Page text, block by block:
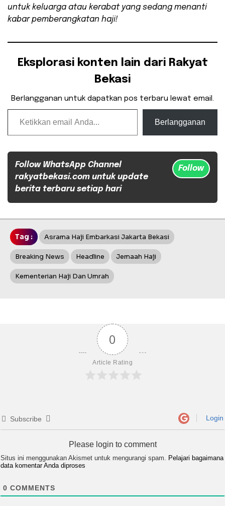
untuk keluarga atau kerabat yang sedang menanti
kabar pemberangkatan haji!
Eksplorasi konten lain dari Rakyat
Bekasi
Berlangganan untuk dapatkan pos terbaru lewat email.
Ketikkan email Anda...
Berlangganan
Follow WhatsApp Channel
rakyatbekasi.com untuk update
berita terbaru setiap hari
Follow
Tag : Asrama Haji Embarkasi Jakarta Bekasi
Breaking News Headline Jemaah Haji
Kementerian Haji Dan Umrah
0
Article Rating
Subscribe Login
Please login to comment
Situs ini menggunakan Akismet untuk mengurangi spam.
Pelajari bagaimana
data komentar Anda diproses
0 COMMENTS